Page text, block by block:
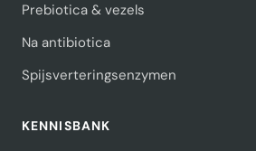
Prebiotica & vezels
Na antibiotica
Spijsverteringsenzymen
KENNISBANK